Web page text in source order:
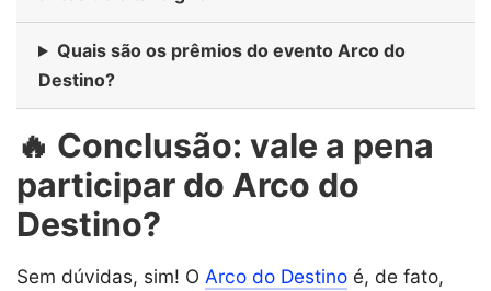
Quais são os prêmios do evento Arco do
Destino?
🔥 Conclusão: vale a pena
participar do Arco do
Destino?
Sem dúvidas, sim! O Arco do Destino é, de fato,